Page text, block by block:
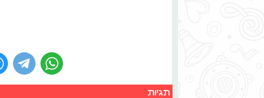
תגיות